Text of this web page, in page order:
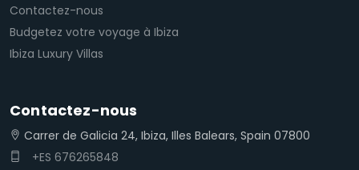
Contactez-nous
Budgetez votre voyage à Ibiza
Ibiza Luxury Villas
Contactez-nous
Carrer de Galicia 24, Ibiza, Illes Balears, Spain 07800
+ES 676265848